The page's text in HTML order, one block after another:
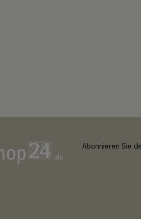
Abonnieren Sie